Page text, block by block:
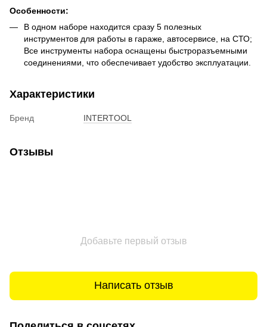
Особенности:
В одном наборе находится сразу 5 полезных
инструментов для работы в гараже, автосервисе, на СТО;
Все инструменты набора оснащены быстроразъемными
соединениями, что обеспечивает удобство эксплуатации.
Характеристики
Бренд INTERTOOL
Отзывы
Добавьте первый отзыв
Написать отзыв